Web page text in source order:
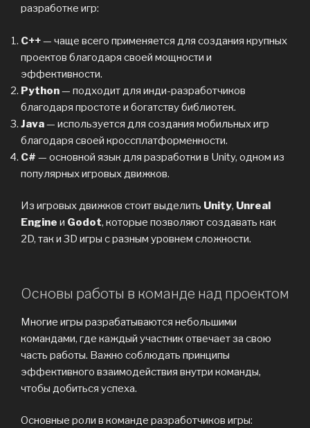
разработке игр:
C++— чаще всего применяется для создания крупных
проектов благодаря своей мощности и
эффективности.
Python— подходит для инди-разработчиков
благодаря простоте и богатству библиотек.
Java— используется для создания мобильных игр
благодаря своей кроссплатформенности.
C# — основной язык для разработки в Unity, одном из
популярных игровых движков.
Из игровых движков стоит выделить Unity, Unreal
Engine и Godot, которые позволяют создавать как
2D, так и 3D игры с разным уровнем сложности.
Основы работы в команде над проектом
Многие игры разрабатываются небольшими
командами, где каждый участник отвечает за свою
часть работы. Важно соблюдать принципы
эффективного взаимодействия внутри команды,
чтобы добиться успеха.
Основные роли в команде разработчиков игры: